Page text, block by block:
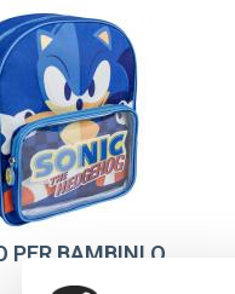
PER BAMBINI O
SONIC